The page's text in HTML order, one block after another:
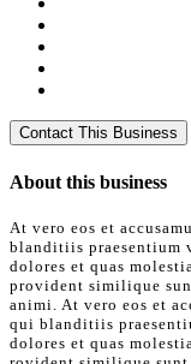
About this business
At vero eos et
blanditiis praesentium
dolores et quas
provident similique
animi. At vero eos et
qui blanditiis
dolores et quas